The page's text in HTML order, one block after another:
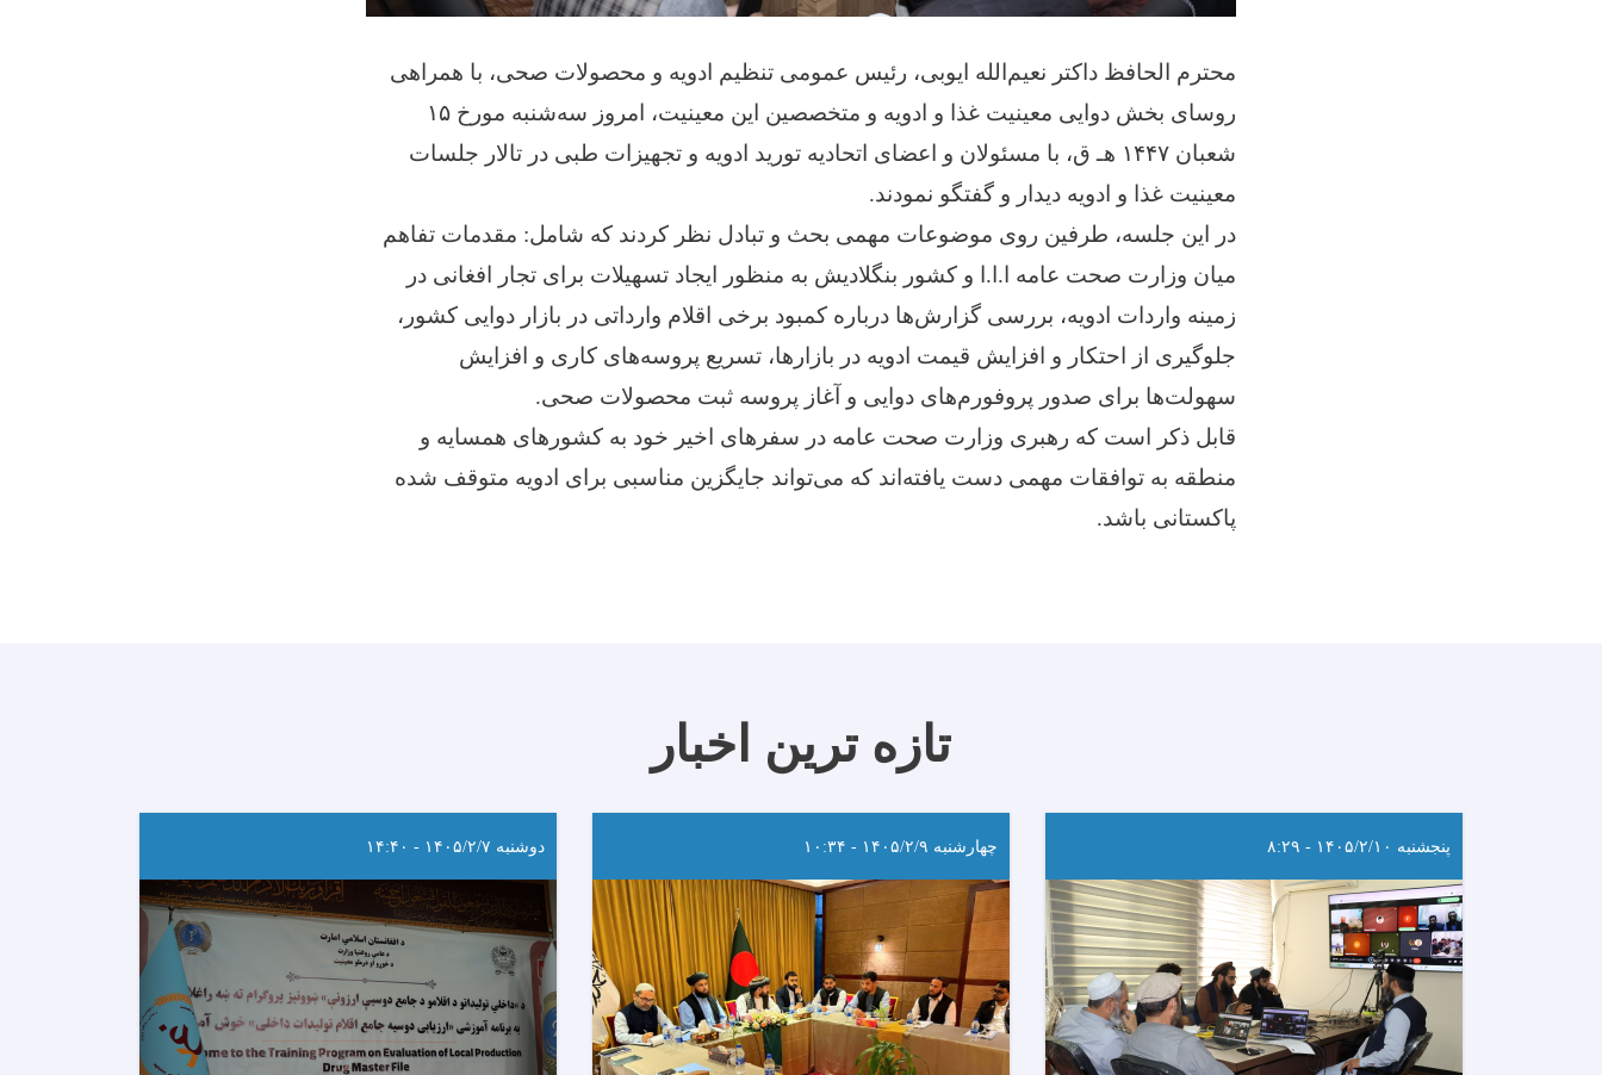
محترم الحافظ داکتر نعیم‌الله ایوبی، رئیس عمومی تنظیم ادویه و محصولات صحی، با همراهی
روسای بخش دوایی معینیت غذا و ادویه و متخصصین این معینیت، امروز سه‌شنبه مورخ ۱۵
شعبان ۱۴۴۷ هـ ق، با مسئولان و اعضای اتحادیه تورید ادویه و تجهیزات طبی در تالار جلسات
معینیت غذا و ادویه دیدار و گفتگو نمودند.
در این جلسه، طرفین روی موضوعات مهمی بحث و تبادل نظر کردند که شامل: مقدمات تفاهم
میان وزارت صحت عامه ا.ا.ا و کشور بنگلادیش به منظور ایجاد تسهیلات برای تجار افغانی در
زمینه واردات ادویه، بررسی گزارش‌ها درباره کمبود برخی اقلام وارداتی در بازار دوایی کشور،
جلوگیری از احتکار و افزایش قیمت ادویه در بازارها، تسریع پروسه‌های کاری و افزایش
سهولت‌ها برای صدور پروفورم‌های دوایی و آغاز پروسه ثبت محصولات صحی.
قابل ذکر است که رهبری وزارت صحت عامه در سفرهای اخیر خود به کشورهای همسایه و
منطقه به توافقات مهمی دست یافته‌اند که می‌تواند جایگزین مناسبی برای ادویه‌ متوقف شده
پاکستانی باشد.
تازه ترین اخبار
پنجشنبه ۱۴۰۵/۲/۱۰ - ۸:۲۹ چهارشنبه ۱۴۰۵/۲/۹ - ۱۰:۳۴ دوشنبه ۱۴۰۵/۲/۷ - ۱۴:۴۰